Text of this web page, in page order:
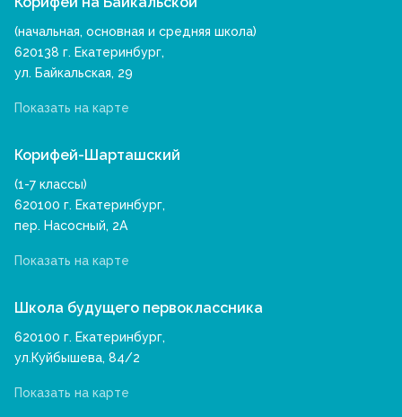
(начальная, основная и средняя школа)
620138 г. Екатеринбург,
ул. Байкальская, 29
Показать на карте
Корифей-Шарташский
(1-7 классы)
620100 г. Екатеринбург,
пер. Насосный, 2А
Показать на карте
Школа будущего первоклассника
620100 г. Екатеринбург,
ул.Куйбышева, 84/2
Показать на карте